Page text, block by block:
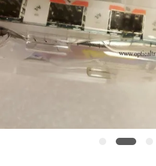
ア
ー
管